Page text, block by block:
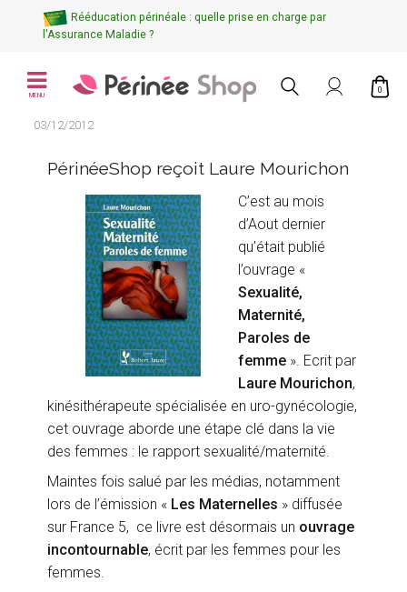
Rééducation périnéale : quelle prise en charge par
l'Assurance Maladie ?
MENU
0
03/12/2012
PérinéeShop reçoit Laure Mourichon
C’est au mois
d’Aout dernier
qu’était publié
l’ouvrage «
Sexualité,
Maternité,
Paroles de
femme ». Ecrit par
Laure Mourichon,
kinésithérapeute spécialisée en uro-gynécologie,
cet ouvrage aborde une étape clé dans la vie
des femmes : le rapport sexualité/maternité.
Maintes fois salué par les médias, notamment
lors de l’émission « Les Maternelles » diffusée
sur France 5, ce livre est désormais un ouvrage
incontournable, écrit par les femmes pour les
femmes.